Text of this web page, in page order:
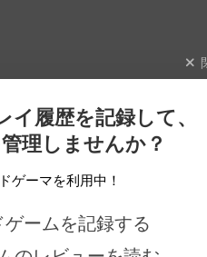
履歴を記録して、
理しませんか？
ゲーマを利用中！
ームを記録する